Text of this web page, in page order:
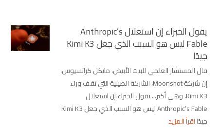
يقول الخبراء إن استغلال Anthropic’s
Fable ليس هو السبب الذي جعل Kimi K3
جيدًا
قال المستشار العلمي للبيت الأبيض، مايكل كراتسيوس،
إن شركة Moonshot، الشركة الصينية التي تقف وراء
Kimi K3، وهي أكبر... يقول الخبراء إن استغلال
Anthropic’s Fable ليس هو السبب الذي جعل Kimi K3
جيدًااقرأ المزيد